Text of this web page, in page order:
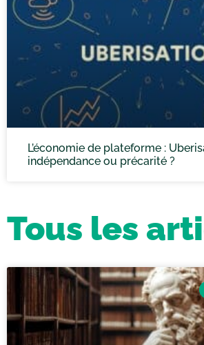
L’économie de plateforme :
indépendance ou précarité ?
Tous les